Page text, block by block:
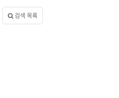
검색 목록